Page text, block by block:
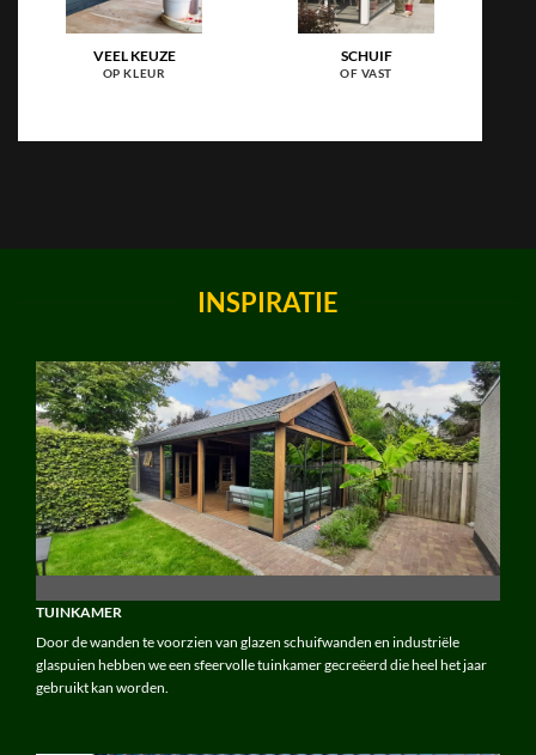
VEEL KEUZE
OP KLEUR
SCHUIF
OF VAST
INSPIRATIE
TUINKAMER
Door de wanden te voorzien van glazen schuifwanden en industriële
glaspuien hebben we een sfeervolle tuinkamer gecreëerd die heel het jaar
gebruikt kan worden.